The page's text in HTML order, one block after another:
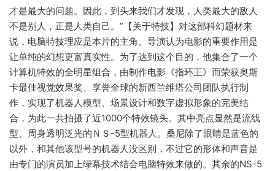
才是最大的问题。因此，到头来我们才发现，人类最大的敌人
不是别人，正是人类自己。”【关于特技】对这部科幻题材来
说，电脑特技理应是本片的主角。导演认为电影的重要作用是
让单纯的幻想更富真实性。为了达到这个目的，他集合了一个
计算机特效的全明星组合，由制作电影《指环王》而荣获奥斯
卡最佳视觉效果奖、享誉全球的新西兰维塔公司团队执行制
作，实现了机器人模型、场景设计和数字虚拟形象的完美结
合，为此一共拍摄了近1000个特效镜头。其中亮点显然是流线
型、周身透明泛光的ＮＳ-5型机器人。桑尼除了眼睛是蓝色的
以外，和其他该型号的机器人没区别，不过它的形体和声音是
由专门的演员加上绿幕技术结合电脑特效来做的。其余的NS-5